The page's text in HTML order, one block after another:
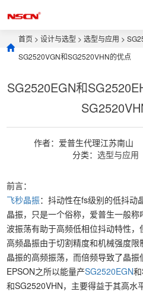
首页 >设计与选型 >选型与应用 >
SG2520VGN和SG2520VHN的优点
SG2520EGN和
作者：爱普生代理江苏南山
分类： 选型与应用
前言：
飞秒晶振：抖动性在fs级别的低抖动
晶振，只是一个俗称，爱普生一般
波振荡有助于高频低相位抖动特性
高频晶振由于切割精度和机械强度
晶振的高频振荡，而倍频导致了晶振
EPSON之所以能量产SG2520EGN
和SG2520VHN，主要得益于其高水